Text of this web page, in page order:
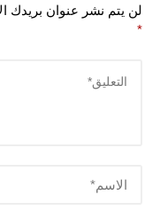
لن يتم نشر عنوان بريدك
*